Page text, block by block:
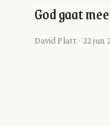
God gaat
David Platt · 22 jun